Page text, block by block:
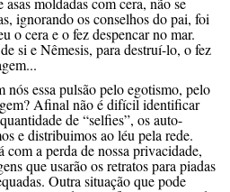
, ignorando os conselhos do pai, foi
o cera e o fez despencar nomar.
si e Nêmesis, para destruí-lo, o fez
nós essa pulsão pelo egotismo, pelo
Afinal não é difícil identificar
de “selfies”, osauto-
e distribuimos ao léu pela rede.
com a perda de nossa privacidade,
queusarãoosretratospara piadas
Outra situaçãoquepode